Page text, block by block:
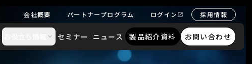
会社概要 パートナープログラム ログイン 採用情報
セミナー ニュース 製品紹介資料 お問い合わせ